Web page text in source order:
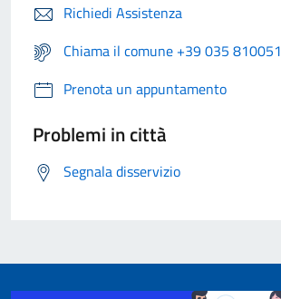
Richiedi Assistenza
Chiama il comune +39 035 810051
Prenota un appuntamento
Problemi in città
Segnala disservizio